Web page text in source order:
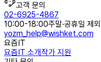
고객 문의
02-6925-4867
10:00-18:00주말·공휴일 제외
yozm_help@wishket.com
요즘IT
요즘IT 소개작가 지원